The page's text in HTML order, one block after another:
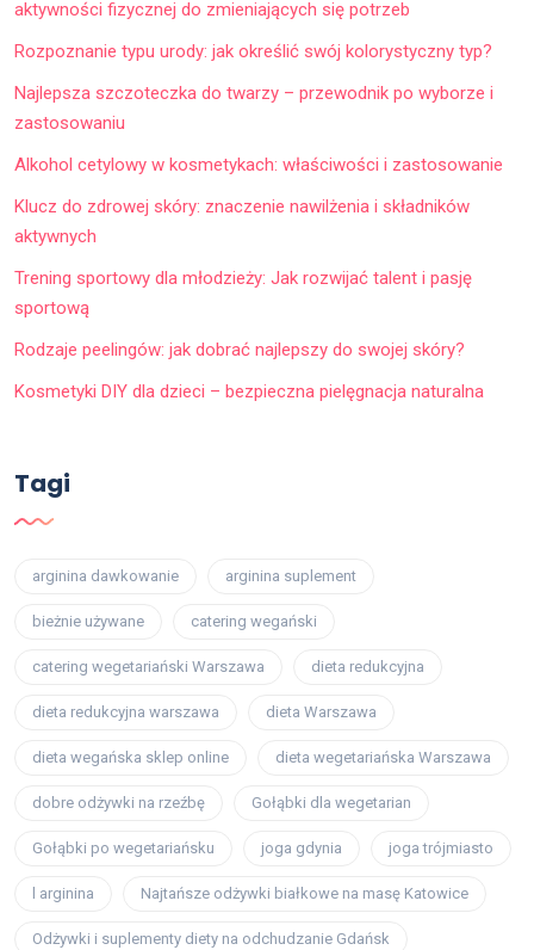
aktywności fizycznej do zmieniających się potrzeb
Rozpoznanie typu urody: jak określić swój kolorystyczny typ?
Najlepsza szczoteczka do twarzy – przewodnik po wyborze i
zastosowaniu
Alkohol cetylowy w kosmetykach: właściwości i zastosowanie
Klucz do zdrowej skóry: znaczenie nawilżenia i składników
aktywnych
Trening sportowy dla młodzieży: Jak rozwijać talent i pasję
sportową
Rodzaje peelingów: jak dobrać najlepszy do swojej skóry?
Kosmetyki DIY dla dzieci – bezpieczna pielęgnacja naturalna
Tagi
arginina dawkowanie arginina suplement
bieżnie używane catering wegański
catering wegetariański Warszawa dieta redukcyjna
dieta redukcyjna warszawa dieta Warszawa
dieta wegańska sklep online dieta wegetariańska Warszawa
dobre odżywki na rzeźbę Gołąbki dla wegetarian
Gołąbki po wegetariańsku joga gdynia joga trójmiasto
l arginina Najtańsze odżywki białkowe na masę Katowice
Odżywki i suplementy diety na odchudzanie Gdańsk